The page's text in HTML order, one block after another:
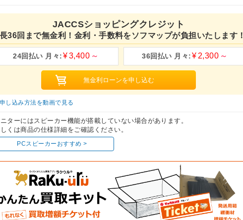
JACCSショッピングクレジット
36回まで無金利！金利・手数料をソフマップが負担いたします！
3,400 2,300
し込み方法を動画で見る
ターにはスピーカー機能が搭載していない場合があります。
は商品の仕様詳細をご確認ください。
PCスピーカーおすすめ >